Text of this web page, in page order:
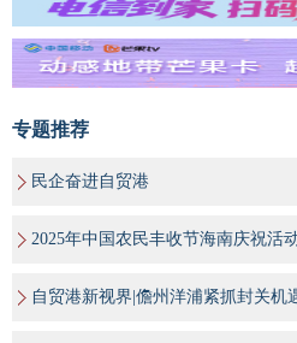
专题推荐
民企奋进自贸港
2025年中国农民丰收节海南庆祝活
自贸港新视界|儋州洋浦紧抓封关机